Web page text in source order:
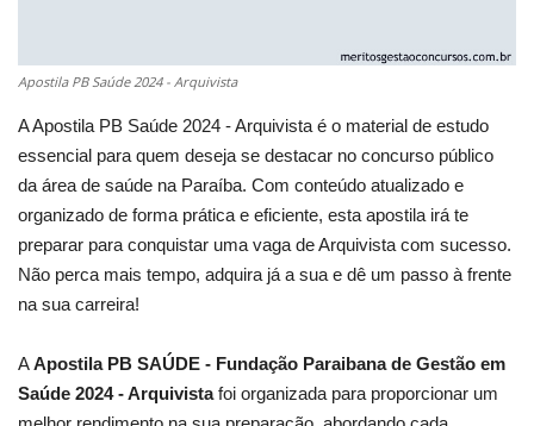
Apostila PB Saúde 2024 - Arquivista
A Apostila PB Saúde 2024 - Arquivista é o material de estudo
essencial para quem deseja se destacar no concurso público
da área de saúde na Paraíba. Com conteúdo atualizado e
organizado de forma prática e eficiente, esta apostila irá te
preparar para conquistar uma vaga de Arquivista com sucesso.
Não perca mais tempo, adquira já a sua e dê um passo à frente
na sua carreira!
AApostila PB SAÚDE - Fundação Paraibana de Gestão em
Saúde 2024 - Arquivistafoi organizada para proporcionar um